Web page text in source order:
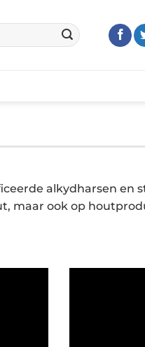
alkydharsen en
maar ook op